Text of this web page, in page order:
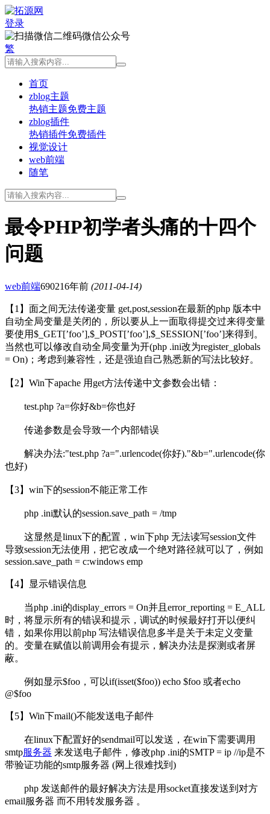
登录
微信公众号
繁
首页
zblog主题
热销主题免费主题
zblog插件
热销插件免费插件
视觉设计
web前端
随笔
最令PHP初学者头痛的十四个
问题
web前端690216年前 (2011-04-14)
【1】面之间无法传递变量 get,post,session在最新的php 版本中
自动全局变量是关闭的，所以要从上一面取得提交过来得变量
要使用$_GET[’foo’],$_POST[’foo’],$_SESSION[’foo’]来得到。
当然也可以修改自动全局变量为开(php .ini改为register_globals
= On)；考虑到兼容性，还是强迫自己熟悉新的写法比较好。
【2】Win下apache 用get方法传递中文参数会出错：
test.php ?a=你好&b=你也好
传递参数是会导致一个内部错误
解决办法:"test.php ?a=".urlencode(你好)."&b=".urlencode(你
也好)
【3】win下的session不能正常工作
php .ini默认的session.save_path = /tmp
这显然是linux下的配置，win下php 无法读写session文件
导致session无法使用，把它改成一个绝对路径就可以了，例如
session.save_path = c:windows emp
【4】显示错误信息
当php .ini的display_errors = On并且error_reporting = E_ALL
时，将显示所有的错误和提示，调试的时候最好打开以便纠
错，如果你用以前php 写法错误信息多半是关于未定义变量
的。变量在赋值以前调用会有提示，解决办法是探测或者屏
蔽。
例如显示$foo，可以if(isset($foo)) echo $foo 或者echo
@$foo
【5】Win下mail()不能发送电子邮件
在linux下配置好的sendmail可以发送，在win下需要调用
smtp服务器 来发送电子邮件，修改php .ini的SMTP = ip //ip是不
带验证功能的smtp服务器 (网上很难找到)
php 发送邮件的最好解决方法是用socket直接发送到对方
email服务器 而不用转发服务器 。